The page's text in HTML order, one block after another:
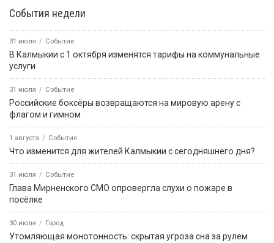
События недели
31 июля Событие
В Калмыкии с 1 октября изменятся тарифы на коммунальные
услуги
31 июля Событие
Российские боксёры возвращаются на мировую арену с
флагом и гимном
1 августа Событие
Что изменится для жителей Калмыкии с сегодняшнего дня?
31 июля Событие
Глава Мирненского СМО опровергла слухи о пожаре в
посёлке
30 июля Город
Утомляющая монотонность: скрытая угроза сна за рулем